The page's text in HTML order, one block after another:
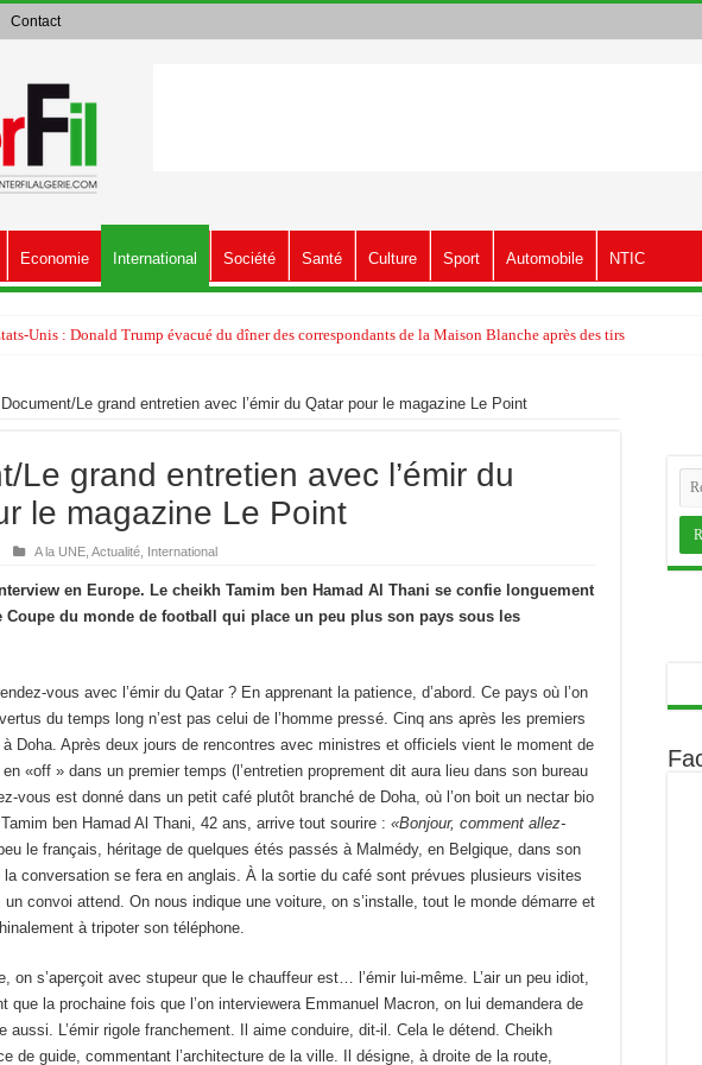
Contact
Economie International Société Santé Culture Sport Automobile NTIC
Unis : Donald Trump évacué du dîner des correspondants de la Maison Blanche après des tirs
Document/Le grand entretien avec l’émir du Qatar pour le magazine Le Point
Le grand entretien avec l’émir du
le magazine Le Point
A la UNE Actualité International
en Europe. Le cheikh Tamim ben Hamad Al Thani se confie longuement
Coupe du monde de football qui place un peu plus son pays sous les
vous avec l’émir du Qatar ? En apprenant la patience, d’abord. Ce pays où l’on
du temps long n’est pas celui de l’homme pressé. Cinq ans après les premiers
Doha. Après deux jours de rencontres avec ministres et officiels vient le moment de
«off » dans un premier temps (l’entretien proprement dit aura lieu dans son bureau
vous est donné dans un petit café plutôt branché de Doha, où l’on boit un nectar bio
ben Hamad Al Thani, 42 ans, arrive tout sourire : «Bonjour, comment allez-
le français, héritage de quelques étés passés à Malmédy, en Belgique, dans son
conversation se fera en anglais. À la sortie du café sont prévues plusieurs visites
convoi attend. On nous indique une voiture, on s’installe, tout le monde démarre et
à tripoter son téléphone.
on s’aperçoit avec stupeur que le chauffeur est… l’émir lui-même. L’air un peu idiot,
que la prochaine fois que l’on interviewera Emmanuel Macron, on lui demandera de
aussi. L’émir rigole franchement. Il aime conduire, dit-il. Cela le détend. Cheikh
de guide, commentant l’architecture de la ville. Il désigne, à droite de la route,